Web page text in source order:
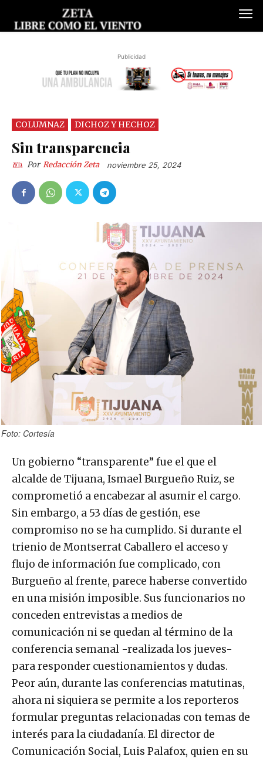
Publicidad
COLUMNAZ DICHOZ Y HECHOZ
Sin transparencia
Por Redacción Zeta noviembre 25, 2024
Foto: Cortesía
Un gobierno “transparente” fue el que el
alcalde de Tijuana, Ismael Burgueño Ruiz, se
comprometió a encabezar al asumir el cargo.
Sin embargo, a 53 días de gestión, ese
compromiso no se ha cumplido. Si durante el
trienio de Montserrat Caballero el acceso y
flujo de información fue complicado, con
Burgueño al frente, parece haberse convertido
en una misión imposible. Sus funcionarios no
conceden entrevistas a medios de
comunicación ni se quedan al término de la
conferencia semanal -realizada los jueves-
para responder cuestionamientos y dudas.
Peor aún, durante las conferencias matutinas,
ahora ni siquiera se permite a los reporteros
formular preguntas relacionadas con temas de
interés para la ciudadanía. El director de
Comunicación Social, Luis Palafox, quien en su